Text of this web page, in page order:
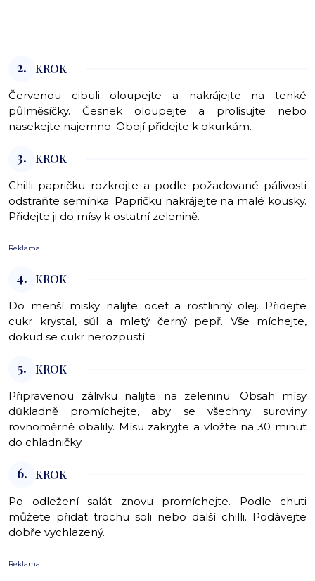
2. KROK
Červenou cibuli oloupejte a nakrájejte na tenké
půlměsíčky. Česnek oloupejte a prolisujte nebo
nasekejte najemno. Obojí přidejte k okurkám.
3. KROK
Chilli papričku rozkrojte a podle požadované pálivosti
odstraňte semínka. Papričku nakrájejte na malé kousky.
Přidejte ji do mísy k ostatní zelenině.
Reklama
4. KROK
Do menší misky nalijte ocet a rostlinný olej. Přidejte
cukr krystal, sůl a mletý černý pepř. Vše míchejte,
dokud se cukr nerozpustí.
5. KROK
Připravenou zálivku nalijte na zeleninu. Obsah mísy
důkladně promíchejte, aby se všechny suroviny
rovnoměrně obalily. Mísu zakryjte a vložte na 30 minut
do chladničky.
6. KROK
Po odležení salát znovu promíchejte. Podle chuti
můžete přidat trochu soli nebo další chilli. Podávejte
dobře vychlazený.
Reklama